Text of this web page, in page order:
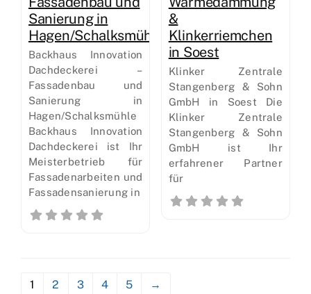
Sanierung in
Hagen/Schalksmühle
Backhaus Innovation
Dachdeckerei –
Fassadenbau und
Sanierung in
Hagen/Schalksmühle
Backhaus Innovation
Dachdeckerei ist Ihr
Meisterbetrieb für
Fassadenarbeiten und
Fassadensanierung in
&
Klinkerriemchen
in Soest
Klinker Zentrale
Stangenberg & Sohn
GmbH in Soest Die
Klinker Zentrale
Stangenberg & Sohn
GmbH ist Ihr
erfahrener Partner
für
1 2 3 4 5 →